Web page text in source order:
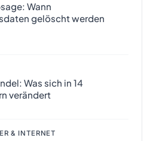
Wann
gelöscht werden
Was sich in 14
verändert
& INTERNET